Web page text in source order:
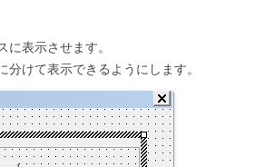
表示させます。
けて表示できるようにします。